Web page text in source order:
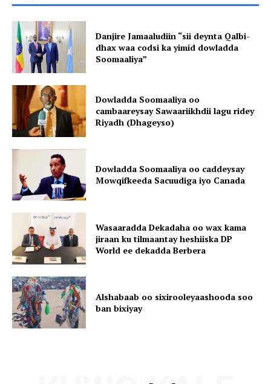
Danjire Jamaaludiin “sii deynta Qalbi-
dhax waa codsi ka yimid dowladda
Soomaaliya”
Dowladda Soomaaliya oo
cambaareysay Sawaariikhdii lagu ridey
Riyadh (Dhageyso)
Dowladda Soomaaliya oo caddeysay
Mowqifkeeda Sacuudiga iyo Canada
Wasaaradda Dekadaha oo wax kama
jiraan ku tilmaantay heshiiska DP
World ee dekadda Berbera
Alshabaab oo sixirooleyaashooda soo
ban bixiyay